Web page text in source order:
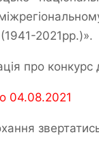
2021рр.)».
про конкурс
04.08.2021